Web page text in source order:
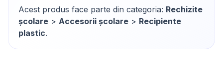
Acest produs face parte din categoria: Rechizite
școlare > Accesorii școlare > Recipiente
plastic.